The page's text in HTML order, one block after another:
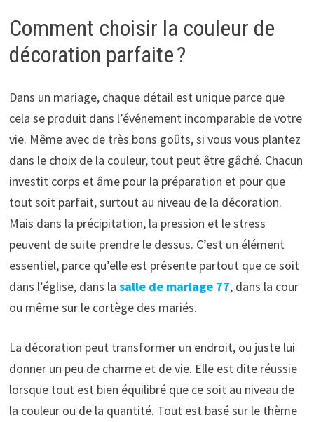
Comment choisir la couleur de
décoration parfaite ?
Dans un mariage, chaque détail est unique parce que
cela se produit dans l’événement incomparable de votre
vie. Même avec de très bons goûts, si vous vous plantez
dans le choix de la couleur, tout peut être gâché. Chacun
investit corps et âme pour la préparation et pour que
tout soit parfait, surtout au niveau de la décoration.
Mais dans la précipitation, la pression et le stress
peuvent de suite prendre le dessus. C’est un élément
essentiel, parce qu’elle est présente partout que ce soit
dans l’église, dans la salle de mariage 77, dans la cour
ou même sur le cortège des mariés.
La décoration peut transformer un endroit, ou juste lui
donner un peu de charme et de vie. Elle est dite réussie
lorsque tout est bien équilibré que ce soit au niveau de
la couleur ou de la quantité. Tout est basé sur le thème